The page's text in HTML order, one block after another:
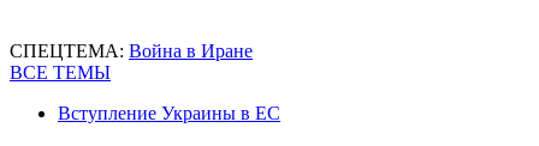
СПЕЦТЕМА: Война в Иране
ВСЕ ТЕМЫ
Вступление Украины в ЕС